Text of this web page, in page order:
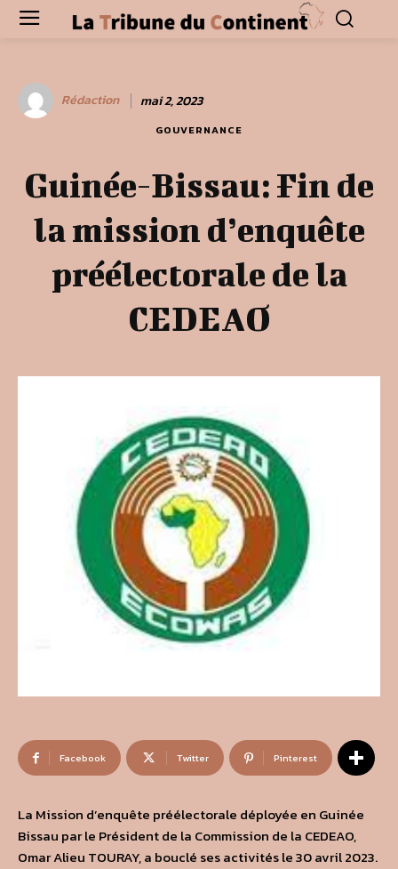
Rédaction mai 2, 2023
GOUVERNANCE
Guinée-Bissau: Fin de
la mission d’enquête
préélectorale de la
CEDEAO
Facebook Twitter Pinterest
La Mission d’enquête préélectorale déployée en Guinée
Bissau par le Président de la Commission de la CEDEAO,
Omar Alieu TOURAY, a bouclé ses activités le 30 avril 2023.